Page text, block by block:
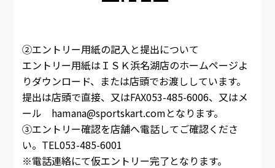
②エントリー用紙の記入と提出について
エントリー用紙はＩＳＫ浜名湖店のホームページよ
りダウンロード、または店頭でお渡ししています。
提出は店頭で直接、又はFAX053-485-6006、又はメ
ール hamana@sportskart.comとなります。
③エントリー確認を店舗へ電話してご確認くださ
い。TEL053-485-6001
※電話連絡にて仮エントリー完了となります。